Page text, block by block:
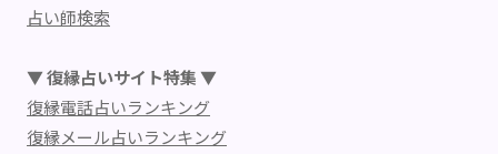
占い師検索
▼ 復縁占いサイト特集 ▼
復縁電話占いランキング
復縁メール占いランキング